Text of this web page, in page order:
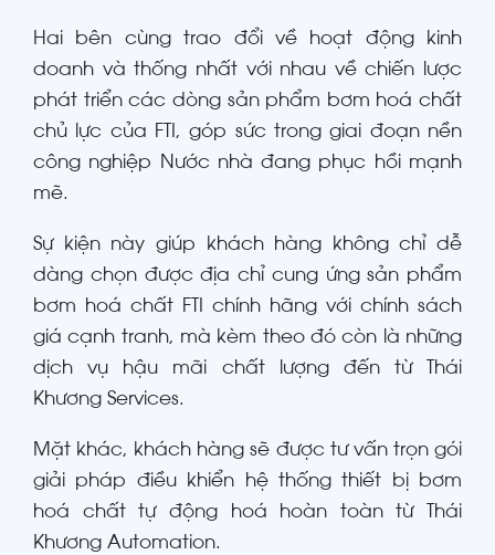
Hai bên cùng trao đổi về hoạt động kinh
doanh và thống nhất với nhau về chiến lược
phát triển các dòng sản phẩm bơm hoá chất
chủ lực của FTI, góp sức trong giai đoạn nền
công nghiệp Nước nhà đang phục hồi mạnh
mẽ.
Sự kiện này giúp khách hàng không chỉ dễ
dàng chọn được địa chỉ cung ứng sản phẩm
bơm hoá chất FTI chính hãng với chính sách
giá cạnh tranh, mà kèm theo đó còn là những
dịch vụ hậu mãi chất lượng đến từ Thái
Khương Services.
Mặt khác, khách hàng sẽ được tư vấn trọn gói
giải pháp điều khiển hệ thống thiết bị bơm
hoá chất tự động hoá hoàn toàn từ Thái
Khương Automation.